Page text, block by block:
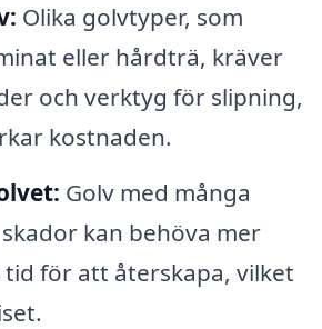
Olika golvtyper, som
eller hårdträ, kräver
och verktyg för slipning,
kostnaden.
Golv med många
kan behöva mer
för att återskapa, vilket